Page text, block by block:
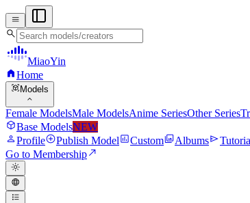
menu
search
MiaoYin
homeHome
view_in_ar Models
expand_more
Female ModelsMale ModelsAnime SeriesOther Series
deployed_codeBase ModelsNEW
personProfileadd_circlePublish ModelassessmentCustomphoto_libraryAlbumssend
Go to Membershipnorth_east
light_mode
language
format_list_bulleted